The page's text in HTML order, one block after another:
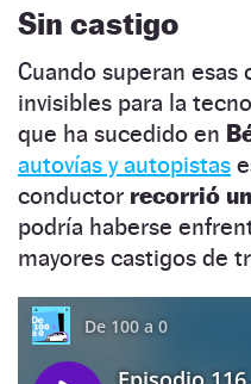
Sin castigo
Cuando superan esas
invisibles para la
que ha sucedido en
autovías y autopistas
conductor recorrió
podría haberse
mayores castigos de